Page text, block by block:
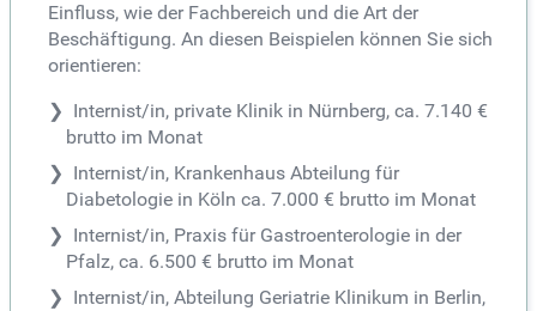
Einfluss, wie der Fachbereich und die Art der
Beschäftigung. An diesen Beispielen können Sie sich
orientieren:
Internist/in, private Klinik in Nürnberg, ca. 7.140 €
brutto im Monat
Internist/in, Krankenhaus Abteilung für
Diabetologie in Köln ca. 7.000 € brutto im Monat
Internist/in, Praxis für Gastroenterologie in der
Pfalz, ca. 6.500 € brutto im Monat
Internist/in, Abteilung Geriatrie Klinikum in Berlin,